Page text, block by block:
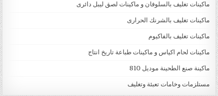
ماكينات تغليف بالسلوفان و ماكينات لصق ليبل دائرى
ماكينات تغليف بالشرنك الحرارى
ماكينات تغليف بالفاكيوم
ماكينات لحام اكياس و ماكينات طباعة تاريخ انتاج
ماكينة صنع الطحينة موديل 810
مستلزمات وخامات تعبئة وتغليف